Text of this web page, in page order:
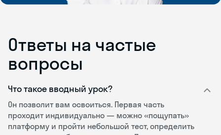
Ответы на частые
вопросы
Что такое вводный урок?
Он позволит вам освоиться. Первая часть
проходит индивидуально — можно «пощупать»
платформу и пройти небольшой тест, определить